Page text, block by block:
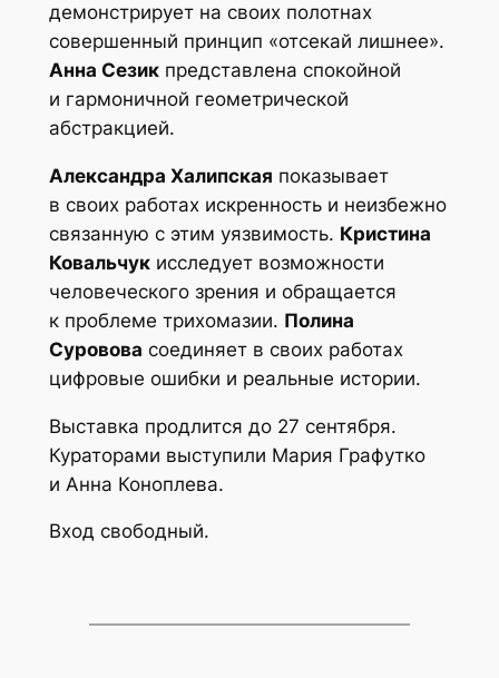
демонстрирует на своих полотнах
совершенный принцип «отсекай лишнее».
Анна Сезикпредставлена спокойной
и гармоничной геометрической
абстракцией.
Александра Халипская показывает
в своих работах искренность и неизбежно
связанную с этим уязвимость. Кристина
Ковальчукисследует возможности
человеческого зрения и обращается
к проблеме трихомазии. Полина
Суровова соединяет в своих работах
цифровые ошибки и реальные истории.
Выставка продлится до 27 сентября.
Кураторами выступили Мария Графутко
и Анна Коноплева.
Вход свободный.